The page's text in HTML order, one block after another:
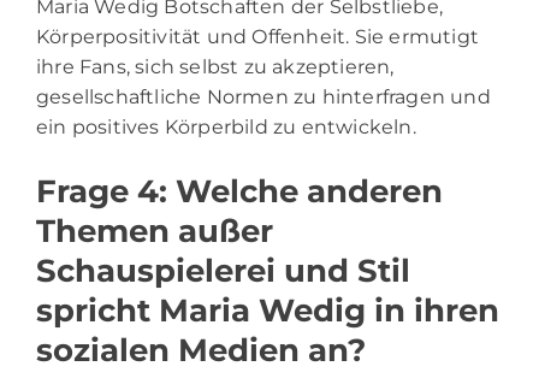
Maria Wedig Botschaften der Selbstliebe,
Körperpositivität und Offenheit. Sie ermutigt
ihre Fans, sich selbst zu akzeptieren,
gesellschaftliche Normen zu hinterfragen und
ein positives Körperbild zu entwickeln.
Frage 4: Welche anderen
Themen außer
Schauspielerei und Stil
spricht Maria Wedig in ihren
sozialen Medien an?